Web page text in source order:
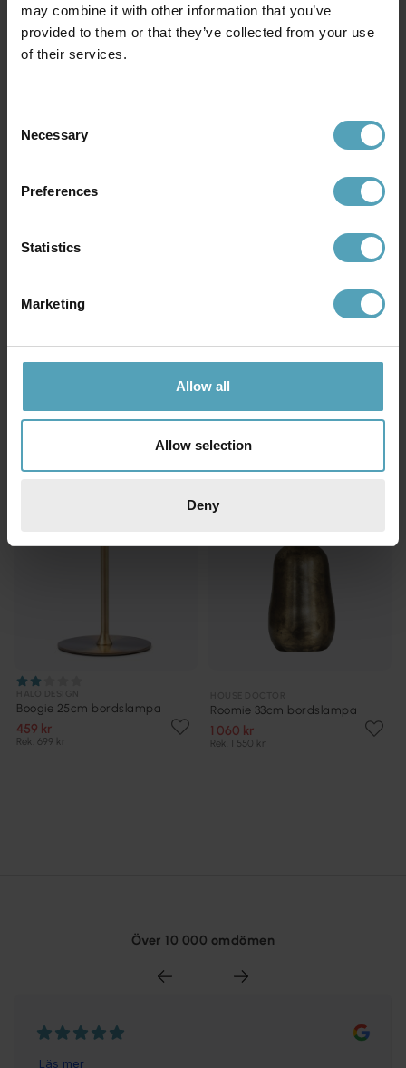
may combine it with other information that you’ve
provided to them or that they’ve collected from your use
of their services.
Selection
Necessary
Preferences
Statistics
Marketing
Allow all
Allow selection
Deny
1 399 kr 999 kr
Flemish 62cm bordslampa Johanna 30cm bordslampa
Rek. 649 kr
PRISMATCH
Boogie 25cm bordslampa
459 kr
Rek. 699 kr
Roomie 33cm bordslampa
1 060 kr
Rek. 1 550 kr
Över 10 000 omdömen